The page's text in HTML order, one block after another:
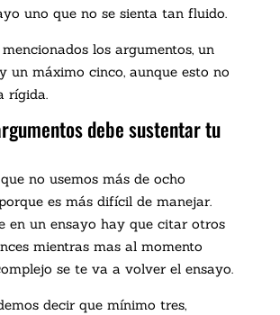
uno que no se sienta tan fluido.
los argumentos, un
un máximo cinco, aunque esto no
rígida.
debe sustentar tu
no usemos más de ocho
es más difícil de manejar.
en un ensayo hay que citar otros
mientras mas al momento
se te va a volver el ensayo.
decir que mínimo tres,